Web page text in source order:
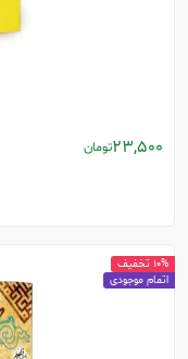
23,500تومان
10% تخفیف
اتمام موجودی